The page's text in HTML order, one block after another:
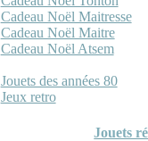
Cadeau Noël Maitresse
Cadeau Noël Maitre
Cadeau Noël Atsem
Jouets des années 80
Jeux retro
Jouets